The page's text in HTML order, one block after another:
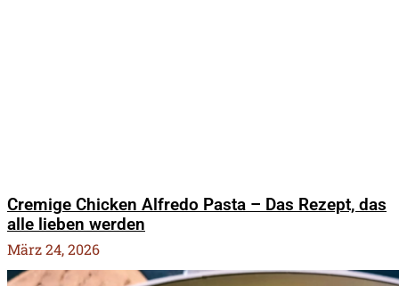
Cremige Chicken Alfredo Pasta – Das Rezept, das
alle lieben werden
März 24, 2026